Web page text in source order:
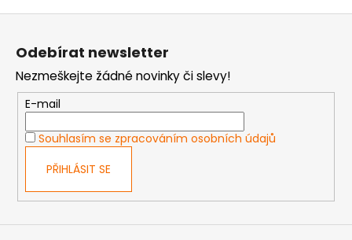
Odebírat newsletter
Nezmeškejte žádné novinky či slevy!
E-mail
Souhlasím se zpracováním osobních údajů
PŘIHLÁSIT SE